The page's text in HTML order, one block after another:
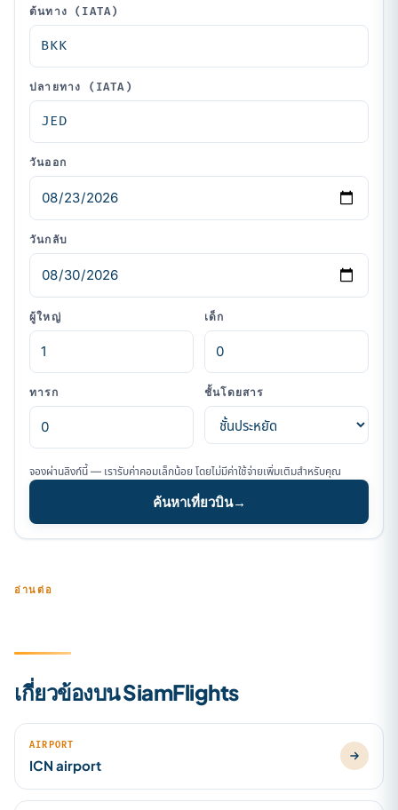
ต้นทาง (IATA)
ปลายทาง (IATA)
วันออก
วันกลับ
ผู้ใหญ่ เด็ก
ทารก ชั้นโดยสาร
จองผ่านลิงก์นี้ — เรารับค่าคอมเล็กน้อย โดยไม่มีค่าใช้จ่ายเพิ่มเติมสำหรับคุณ
ค้นหาเที่ยวบิน→
อ่านต่อ
เกี่ยวข้องบน SiamFlights
AIRPORT
ICN airport